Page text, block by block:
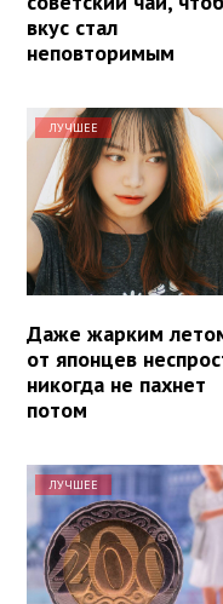
вкус стал
неповторимым
ЛУЧШЕЕ
Даже жарким
от японцев
никогда не пахнет
потом
ЛУЧШЕЕ